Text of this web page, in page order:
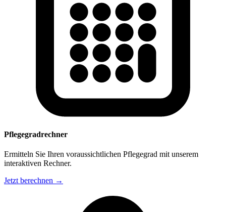
Pflegegradrechner
Ermitteln Sie Ihren voraussichtlichen Pflegegrad mit unserem
interaktiven Rechner.
Jetzt berechnen →